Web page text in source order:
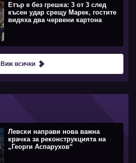
Етър е без грешка: 3 от 3 след
късен удар срещу Марек, гостите
видяха два червени картона
Виж всички
Левски направи нова важна
крачка за реконструкцията на
„Георги Аспарухов“